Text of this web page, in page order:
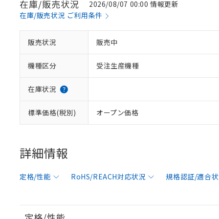
在庫/販売状況
2026/08/07 00:00 情報更新
在庫/販売状況 ご利用条件
販売状況 販売中
機種区分 受注生産機種
在庫状況
標準価格(税別) オープン価格
詳細情報
定格/性能 RoHS/REACH対応状況 規格認証/適合